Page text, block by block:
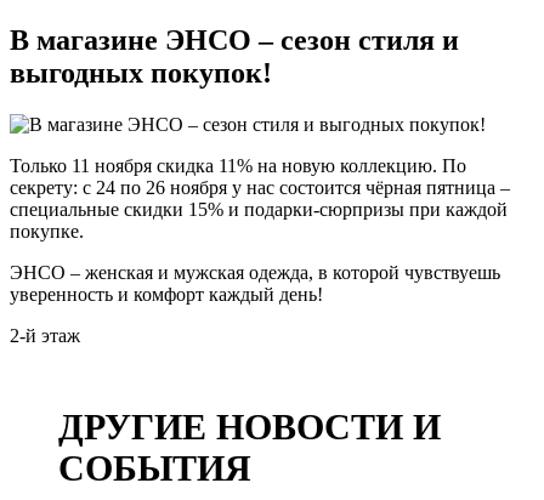
В магазине ЭНСО – сезон стиля и
выгодных покупок!
Только 11 ноября скидка 11% на новую коллекцию. По
секрету: с 24 по 26 ноября у нас состоится чёрная пятница –
специальные скидки 15% и подарки‑сюрпризы при каждой
покупке.
ЭНСО – женская и мужская одежда, в которой чувствуешь
уверенность и комфорт каждый день!
2-й этаж
ДРУГИЕ НОВОСТИ И
СОБЫТИЯ